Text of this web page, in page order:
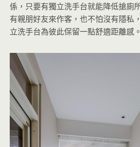
係，只要有獨立洗手台就能降低搶廁
有親朋好友來作客，也不怕沒有隱私
立洗手台為彼此保留一點舒適距離感。